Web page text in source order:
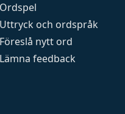
Ordspel
Uttryck och ordspråk
Föreslå nytt ord
Lämna feedback